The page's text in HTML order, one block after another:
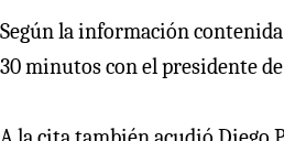
Según la información
30 minutos con el presidente